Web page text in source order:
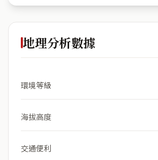
地理分析數據
環境等級
海拔高度
交通便利